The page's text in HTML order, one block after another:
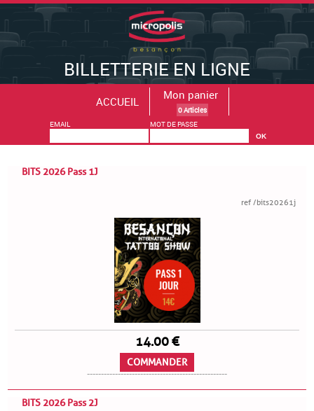
BILLETTERIE EN LIGNE
ACCUEIL Mon panier
0 Articles
EMAIL
MOT DE PASSE
BITS 2026 Pass 1J
ref /bits20261j
14.00 €
COMMANDER
--------------------------------------------------
BITS 2026 Pass 2J